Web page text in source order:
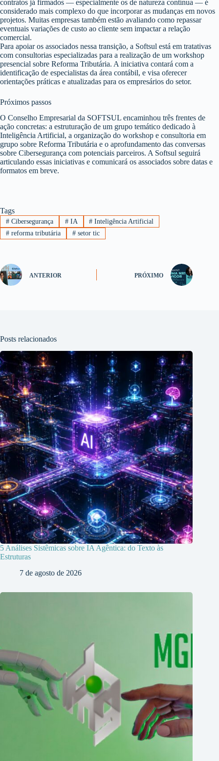
contratos já firmados — especialmente os de natureza contínua — é
considerado mais complexo do que incorporar as mudanças em novos
projetos. Muitas empresas também estão avaliando como repassar
eventuais variações de custo ao cliente sem impactar a relação
comercial.
Para apoiar os associados nessa transição, a Softsul está em tratativas
com consultorias especializadas para a realização de um workshop
presencial sobre Reforma Tributária. A iniciativa contará com a
identificação de especialistas da área contábil, e visa oferecer
orientações práticas e atualizadas para os empresários do setor.
Próximos passos
O Conselho Empresarial da SOFTSUL encaminhou três frentes de
ação concretas: a estruturação de um grupo temático dedicado à
Inteligência Artificial, a organização do workshop e consultoria em
grupo sobre Reforma Tributária e o aprofundamento das conversas
sobre Cibersegurança com potenciais parceiros. A Softsul seguirá
articulando essas iniciativas e comunicará os associados sobre datas e
formatos em breve.
Tags
#Cibersegurança #IA # Inteligência Artificial
#reforma tributária #setor tic
ANTERIOR PRÓXIMO
Posts relacionados
5 Análises Sistêmicas sobre IA Agêntica: do Texto às
Estruturas
7 de agosto de 2026